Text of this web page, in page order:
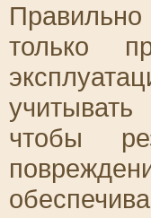
Правильно
только
чтобы